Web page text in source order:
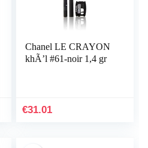
Chanel LE CRAYON
khÃ’l #61-noir 1,4 gr
€31.01